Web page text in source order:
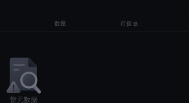
数量 市值
暂无数据